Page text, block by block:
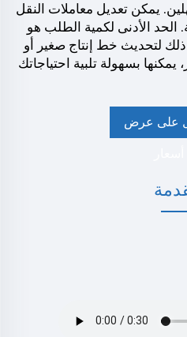
يمكن تعديل معاملات النقل
الحد الأدنى لكمية الطلب هو
لتحديث خط إنتاج صغير أو
بسهولة تلبية احتياجاتك
على عرض